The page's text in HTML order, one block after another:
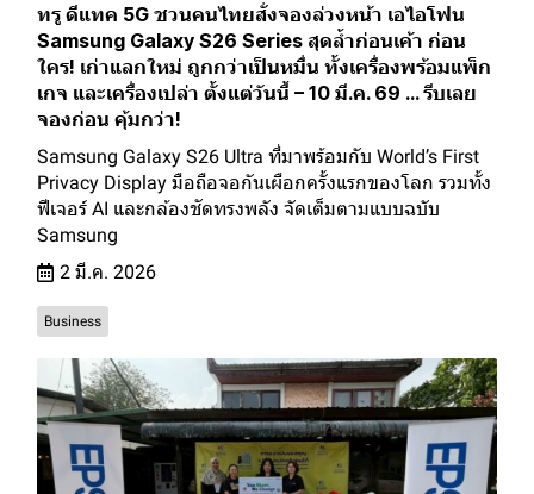
ทรู ดีแทค 5G ชวนคนไทยสั่งจองล่วงหน้า เอไอโฟน
Samsung Galaxy S26 Series สุดล้ำก่อนเค้า ก่อน
ใคร! เก่าแลกใหม่ ถูกกว่าเป็นหมื่น ทั้งเครื่องพร้อมแพ็ก
เกจ และเครื่องเปล่า ตั้งแต่วันนี้ – 10 มี.ค. 69 ... รีบเลย
จองก่อน คุ้มกว่า!
Samsung Galaxy S26 Ultra ที่มาพร้อมกับ World’s First
Privacy Display มือถือจอกันเผือกครั้งแรกของโลก รวมทั้ง
ฟีเจอร์ AI และกล้องชัดทรงพลัง จัดเต็มตามแบบฉบับ
Samsung
2 มี.ค. 2026
Business